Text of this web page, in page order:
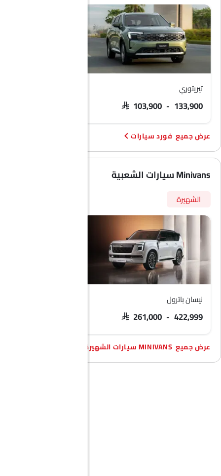
تيريتوري
SAR 103,900 - 133,900
فورد سيارات
Minivans سيارات الشعبية
الشهيرة
نيسان باترول
SAR 261,000 - 422,999
MINIVANS سيارات الشهيرة